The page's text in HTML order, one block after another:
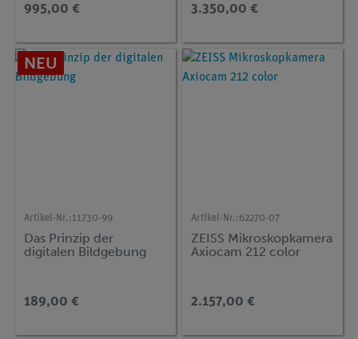
995,00 € 3.350,00 €
NEU
Artikel-Nr.:11730-99
Das Prinzip der
digitalen Bildgebung
189,00 €
Artikel-Nr.:62270-07
ZEISS Mikroskopkamera
Axiocam 212 color
2.157,00 €